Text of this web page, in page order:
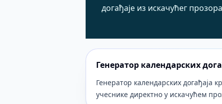
догађаје из искачућег
Генератор календарских
Генератор календарских догађаја
учеснике директно у искачућем